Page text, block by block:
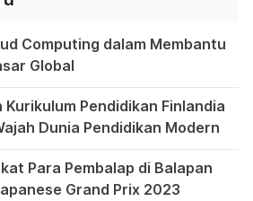
membawa pembaca untuk
cadang mobil esensial untuk
berkala. […]
Computing dalam Membantu
Global
yang semakin kompetitif,
Pendidikan Finlandia
Dunia Pendidikan Modern
modern, tak ada yang lebih
Para Pembalap di Balapan
Grand Prix 2023